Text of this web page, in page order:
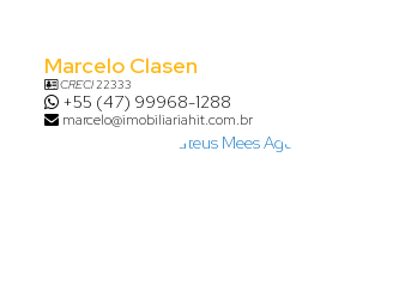
Marcelo Clasen
CRECI22333
+55 (47) 99968-1288
marcelo@imobiliariahit.com.br